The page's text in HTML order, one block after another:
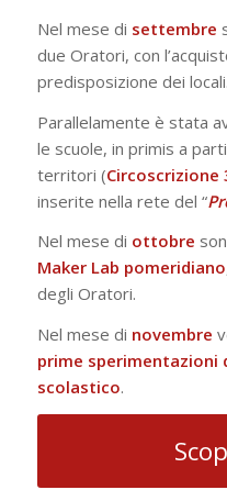
Nel mese di settembre
due Oratori, con
predisposizione dei locali.
Parallelamente è stata
le scuole, in primis a
territori (Circoscrizione
inserite nella rete del “
Nel mese di ottobre
Maker Lab pomeridiano
degli Oratori.
Nel mese di novembre
prime
scolastico.